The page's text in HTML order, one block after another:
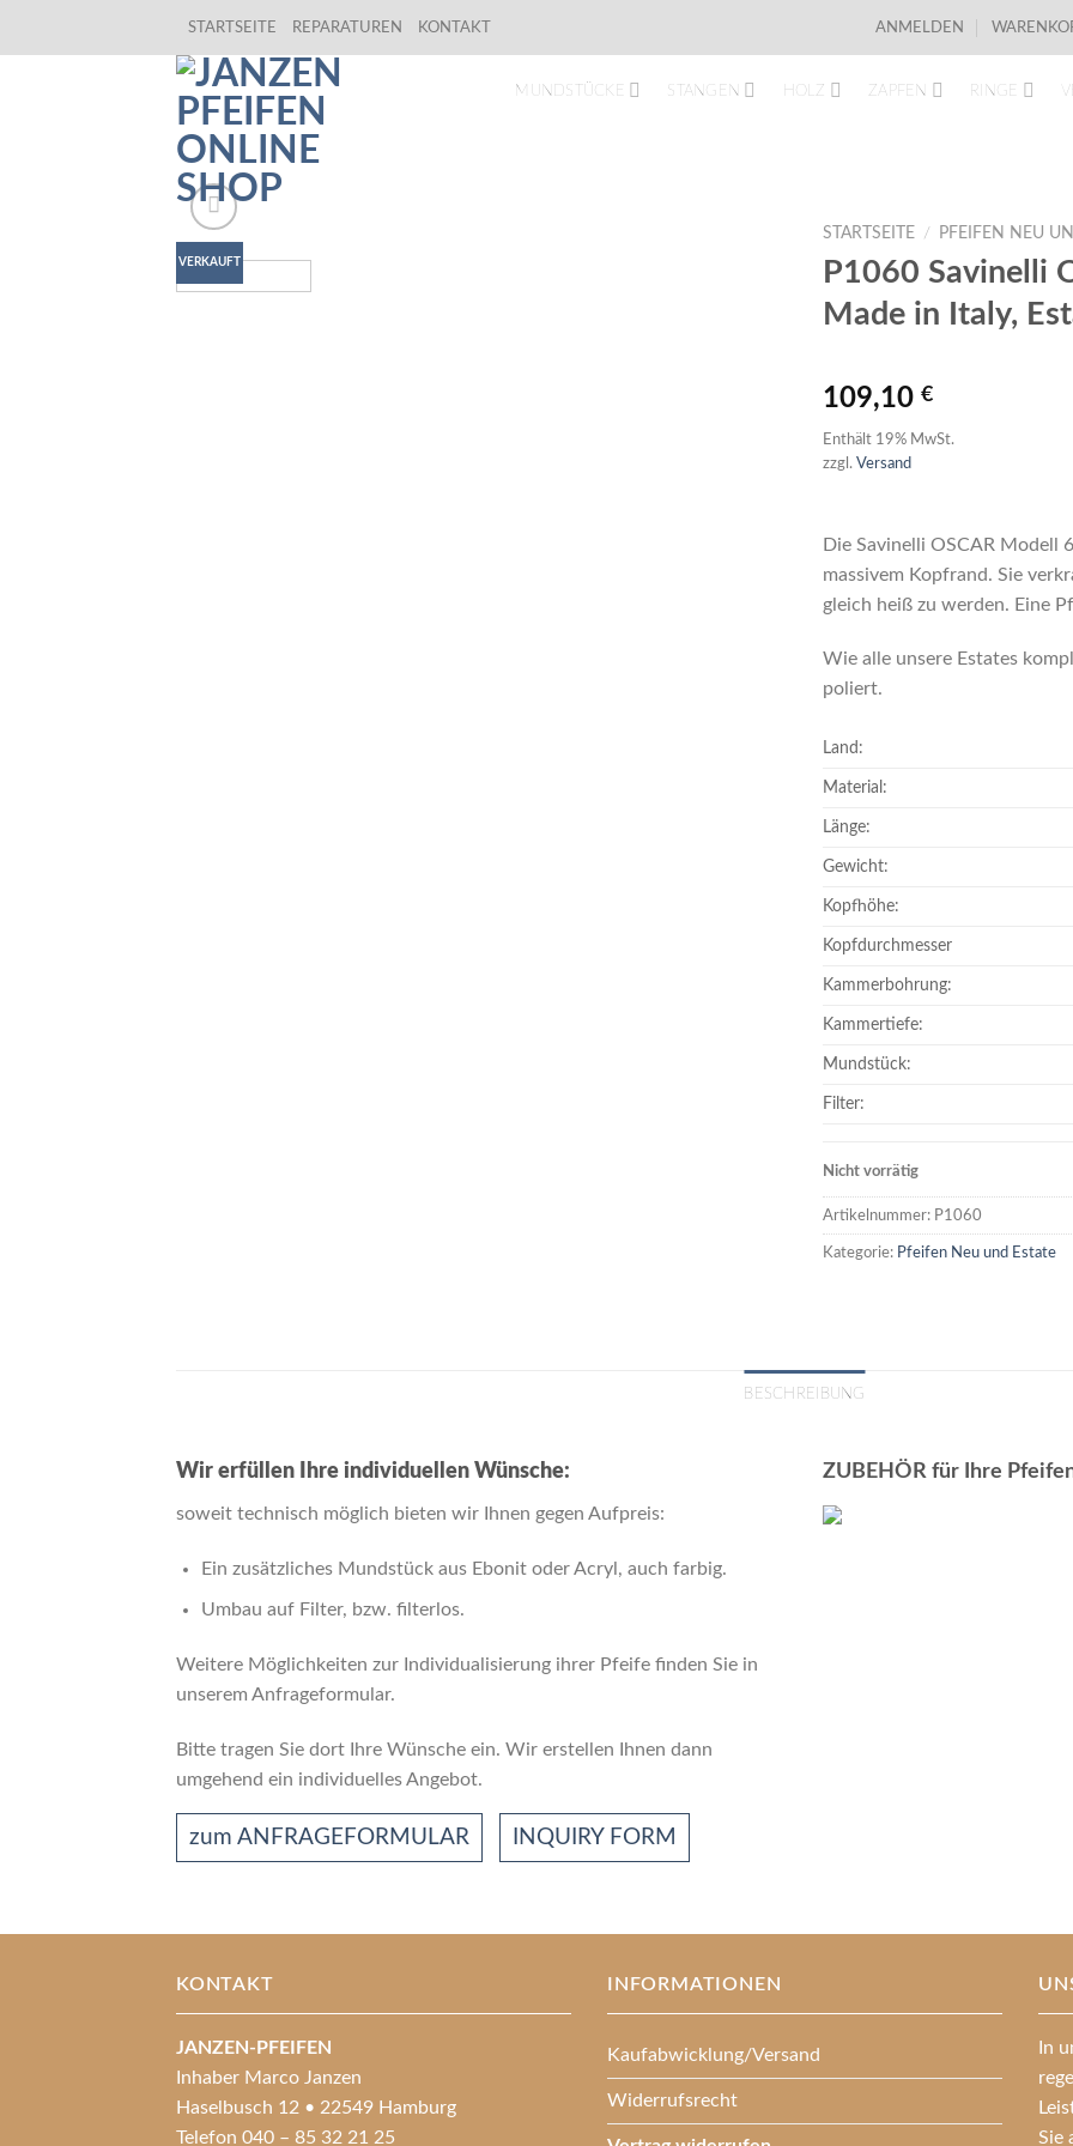
STARTSEITE REPARATUREN KONTAKT ANMELDEN
MUNDSTÜCKE STANGEN HOLZ ZAPFEN RINGE
VERKAUFT
STARTSEITE / PFEIFEN NEU
P1060 Savinelli
Made in Italy,
109,10 €
Enthält 19% MwSt.
zzgl. Versand
Die Savinelli OSCAR Modell
massivem Kopfrand. Sie
gleich heiß zu werden. Eine
Wie alle unsere Estates
poliert.
Land:
Material:
Länge:
Gewicht:
Kopfhöhe:
Kopfdurchmesser
Kammerbohrung:
Kammertiefe:
Mundstück:
Filter:
Nicht vorrätig
Artikelnummer: P1060
Kategorie: Pfeifen Neu und Estate
BESCHREIBUNG
Wir erfüllen Ihre individuellen Wünsche:
soweit technisch möglich bieten wir Ihnen gegen Aufpreis:
Ein zusätzliches Mundstück aus Ebonit oder Acryl, auch farbig.
Umbau auf Filter, bzw. ﬁlterlos.
Weitere Möglichkeiten zur Individualisierung ihrer Pfeife finden Sie in
unserem Anfrageformular.
Bitte tragen Sie dort Ihre Wünsche ein. Wir erstellen Ihnen dann
umgehend ein individuelles Angebot.
zum ANFRAGEFORMULAR INQUIRY FORM
ZUBEHÖR für Ihre
KONTAKT
JANZEN-PFEIFEN
Inhaber Marco Janzen
Haselbusch 12 • 22549 Hamburg
Telefon 040 – 85 32 21 25
INFORMATIONEN
Kaufabwicklung/Versand
Widerrufsrecht
In
Sie